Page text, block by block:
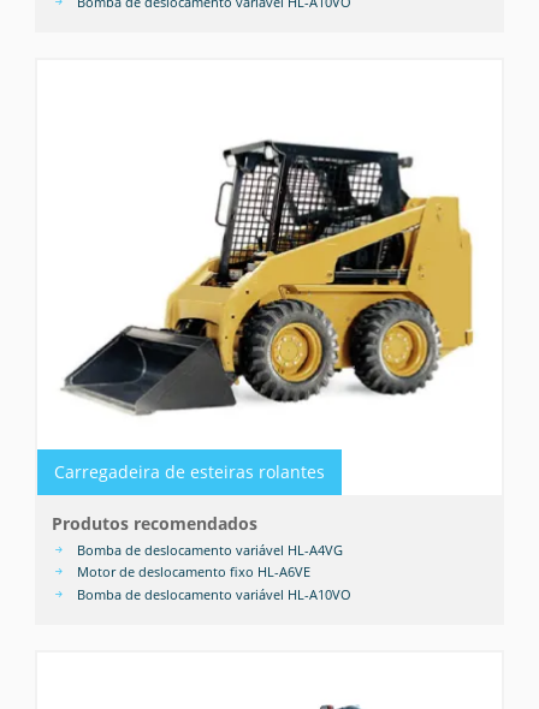
Carregadeira de esteiras rolantes
Produtos recomendados
Bomba de deslocamento variável HL-A4VG
Motor de deslocamento fixo HL-A6VE
Bomba de deslocamento variável HL-A10VO